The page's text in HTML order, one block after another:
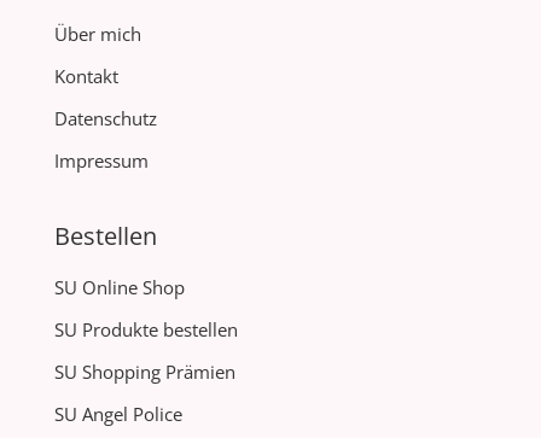
Über mich
Kontakt
Datenschutz
Impressum
Bestellen
SU Online Shop
SU Produkte bestellen
SU Shopping Prämien
SU Angel Police